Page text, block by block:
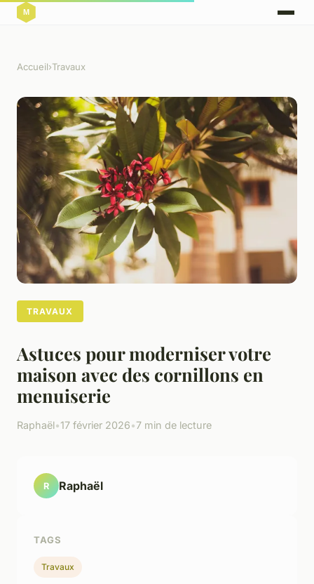
Accueil›Travaux
TRAVAUX
Astuces pour moderniser votre
maison avec des cornillons en
menuiserie
Raphaël•17 février 2026•7 min de lecture
R Raphaël
TAGS
Travaux